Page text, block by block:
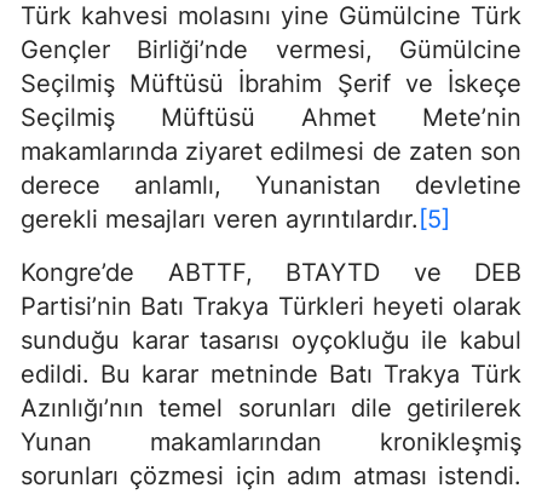
Türk kahvesi molasını yine Gümülcine Türk
Gençler Birliği’nde vermesi, Gümülcine
Seçilmiş Müftüsü İbrahim Şerif ve İskeçe
Seçilmiş Müftüsü Ahmet Mete’nin
makamlarında ziyaret edilmesi de zaten son
derece anlamlı, Yunanistan devletine
gerekli mesajları veren ayrıntılardır. [5]
Kongre’de ABTTF, BTAYTD ve DEB
Partisi’nin Batı Trakya Türkleri heyeti olarak
sunduğu karar tasarısı oyçokluğu ile kabul
edildi. Bu karar metninde Batı Trakya Türk
Azınlığı’nın temel sorunları dile getirilerek
Yunan makamlarından kronikleşmiş
sorunları çözmesi için adım atması istendi.